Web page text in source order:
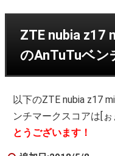
ZTE nubia z17
のAnTuTuベン
以下のZTE nubia z17
ンチマークスコアは[
とうございます！